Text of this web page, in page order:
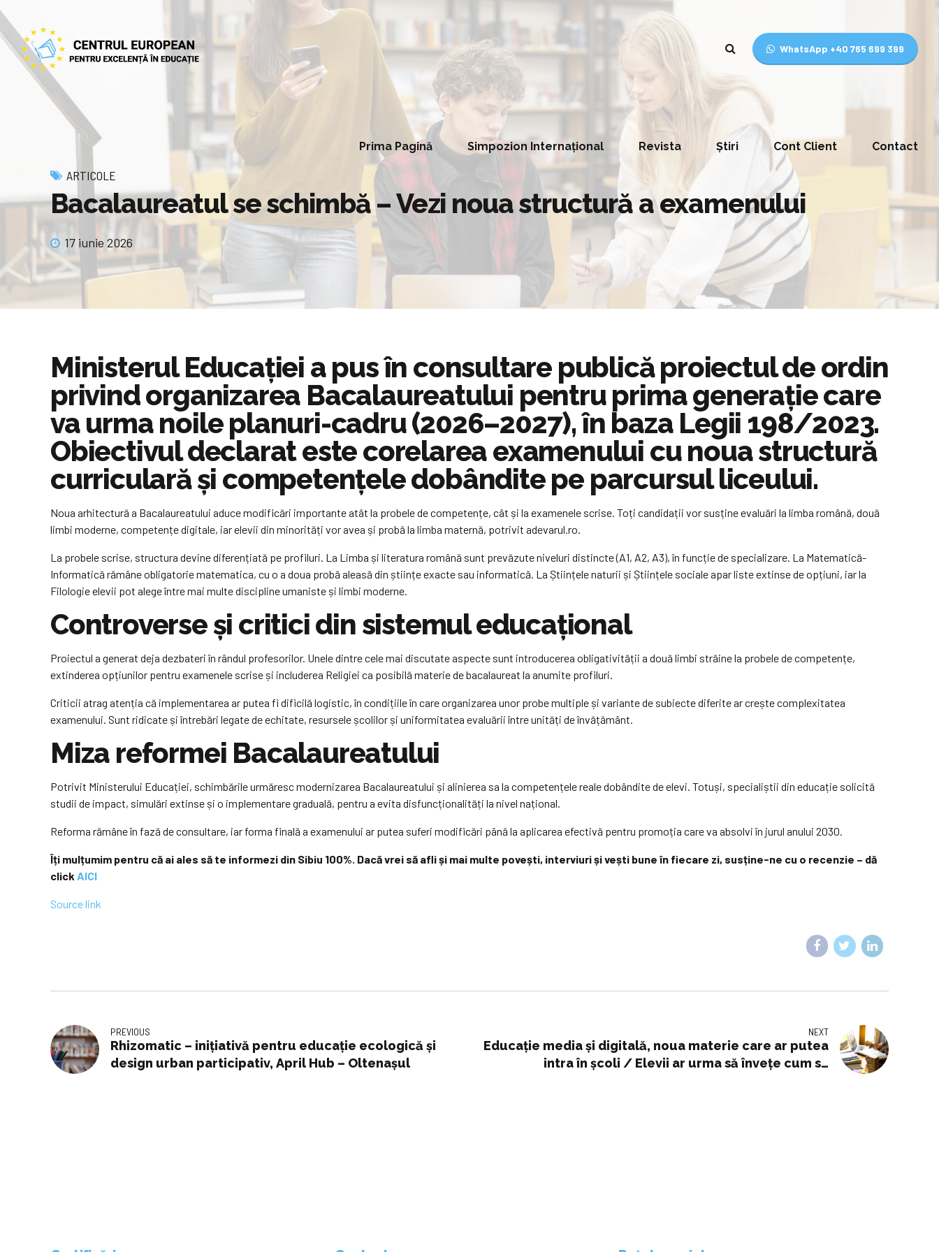
WhatsApp +40 765 699 399
Prima Pagină Simpozion Internațional Revista Știri Cont Client Contact
ARTICOLE
Bacalaureatul se schimbă – Vezi noua structură a examenului
17 iunie 2026
Ministerul Educației a pus în consultare publică proiectul de ordin
privind organizarea Bacalaureatului pentru prima generație care
va urma noile planuri-cadru (2026–2027), în baza Legii 198/2023.
Obiectivul declarat este corelarea examenului cu noua structură
curriculară și competențele dobândite pe parcursul liceului.
Noua arhitectură a Bacalaureatului aduce modificări importante atât la probele de competențe, cât și la examenele scrise. Toți candidații vor susține evaluări la limba română, două
limbi moderne, competențe digitale, iar elevii din minorități vor avea și probă la limba maternă, potrivit adevarul.ro.
La probele scrise, structura devine diferențiată pe profiluri. La Limba și literatura română sunt prevăzute niveluri distincte (A1, A2, A3), în funcție de specializare. La Matematică-
Informatică rămâne obligatorie matematica, cu o a doua probă aleasă din științe exacte sau informatică. La Științele naturii și Științele sociale apar liste extinse de opțiuni, iar la
Filologie elevii pot alege între mai multe discipline umaniste și limbi moderne.
Controverse și critici din sistemul educațional
Proiectul a generat deja dezbateri în rândul profesorilor. Unele dintre cele mai discutate aspecte sunt introducerea obligativității a două limbi străine la probele de competențe,
extinderea opțiunilor pentru examenele scrise și includerea Religiei ca posibilă materie de bacalaureat la anumite profiluri.
Criticii atrag atenția că implementarea ar putea fi dificilă logistic, în condițiile în care organizarea unor probe multiple și variante de subiecte diferite ar crește complexitatea
examenului. Sunt ridicate și întrebări legate de echitate, resursele școlilor și uniformitatea evaluării între unități de învățământ.
Miza reformei Bacalaureatului
Potrivit Ministerului Educației, schimbările urmăresc modernizarea Bacalaureatului și alinierea sa la competențele reale dobândite de elevi. Totuși, specialiștii din educație solicită
studii de impact, simulări extinse și o implementare graduală, pentru a evita disfuncționalități la nivel național.
Reforma rămâne în fază de consultare, iar forma finală a examenului ar putea suferi modificări până la aplicarea efectivă pentru promoția care va absolvi în jurul anului 2030.
Îți mulțumim pentru că ai ales să te informezi din Sibiu 100%. Dacă vrei să afli și mai multe povești, interviuri și vești bune în fiecare zi, susține-ne cu o recenzie – dă
click AICI
Source link
PREVIOUS
Rhizomatic – inițiativă pentru educație ecologică și
design urban participativ, April Hub – Oltenașul
NEXT
Educație media și digitală, noua materie care ar putea
intra în școli / Elevii ar urma să învețe cum să